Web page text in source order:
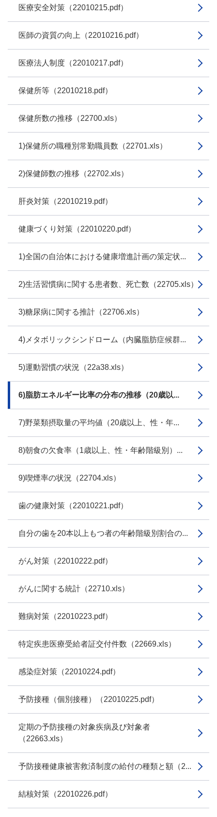
医療安全対策（22010215.pdf）
医師の資質の向上（22010216.pdf）
医療法人制度（22010217.pdf）
保健所等（22010218.pdf）
保健所数の推移（22700.xls）
1)保健所の職種別常勤職員数（22701.xls）
2)保健師数の推移（22702.xls）
肝炎対策（22010219.pdf）
健康づくり対策（22010220.pdf）
1)全国の自治体における健康増進計画の策定状...
2)生活習慣病に関する患者数、死亡数（22705.xls）
3)糖尿病に関する推計（22706.xls）
4)メタボリックシンドローム（内臓脂肪症候群...
5)運動習慣の状況（22a38.xls）
6)脂肪エネルギー比率の分布の推移（20歳以...
7)野菜類摂取量の平均値（20歳以上、性・年...
8)朝食の欠食率（1歳以上、性・年齢階級別）...
9)喫煙率の状況（22704.xls）
歯の健康対策（22010221.pdf）
自分の歯を20本以上もつ者の年齢階級別割合の...
がん対策（22010222.pdf）
がんに関する統計（22710.xls）
難病対策（22010223.pdf）
特定疾患医療受給者証交付件数（22669.xls）
感染症対策（22010224.pdf）
予防接種（個別接種）（22010225.pdf）
定期の予防接種の対象疾病及び対象者
（22663.xls）
予防接種健康被害救済制度の給付の種類と額（2...
結核対策（22010226.pdf）